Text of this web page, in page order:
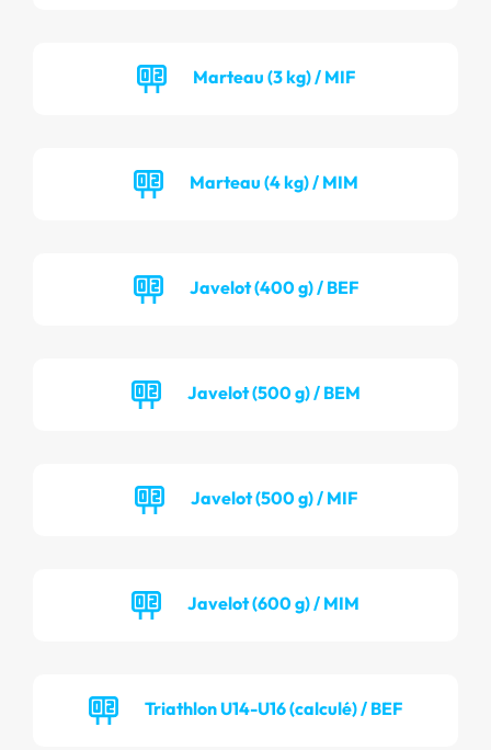
Marteau (3 kg) / MIF
Marteau (4 kg) / MIM
Javelot (400 g) / BEF
Javelot (500 g) / BEM
Javelot (500 g) / MIF
Javelot (600 g) / MIM
Triathlon U14-U16 (calculé) / BEF